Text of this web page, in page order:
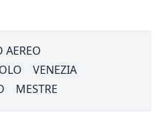
AEREO
VENEZIA
MESTRE